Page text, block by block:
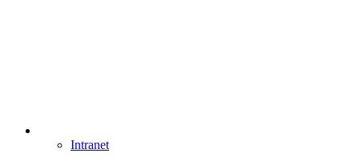
Intranet